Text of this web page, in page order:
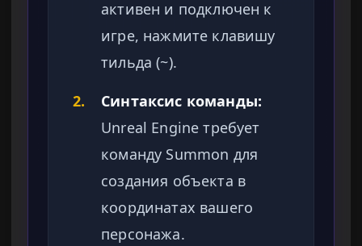
активен и подключен к
игре, нажмите клавишу
тильда (~).
2.
Синтаксис команды:
Unreal Engine требует
команду Summon для
создания объекта в
координатах вашего
персонажа.